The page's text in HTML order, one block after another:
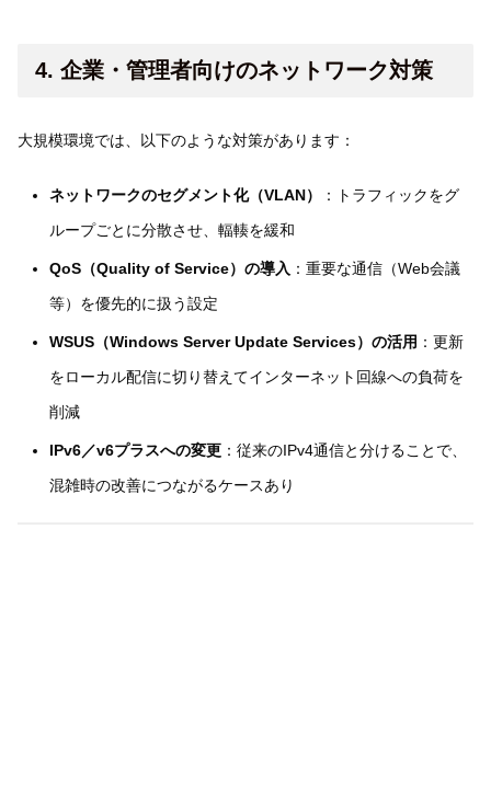
4. 企業・管理者向けのネットワーク対策
大規模環境では、以下のような対策があります：
ネットワークのセグメント化（VLAN）
：トラフィックをグ
ループごとに分散させ、輻輳を緩和
QoS（Quality of Service）の導入 ：重要な通信（Web会議
等）を優先的に扱う設定
WSUS（Windows Server Update Services）の活用 ：更新
をローカル配信に切り替えてインターネット回線への負荷を
削減
IPv6／v6プラスへの変更：従来のIPv4通信と分けることで、
混雑時の改善につながるケースあり